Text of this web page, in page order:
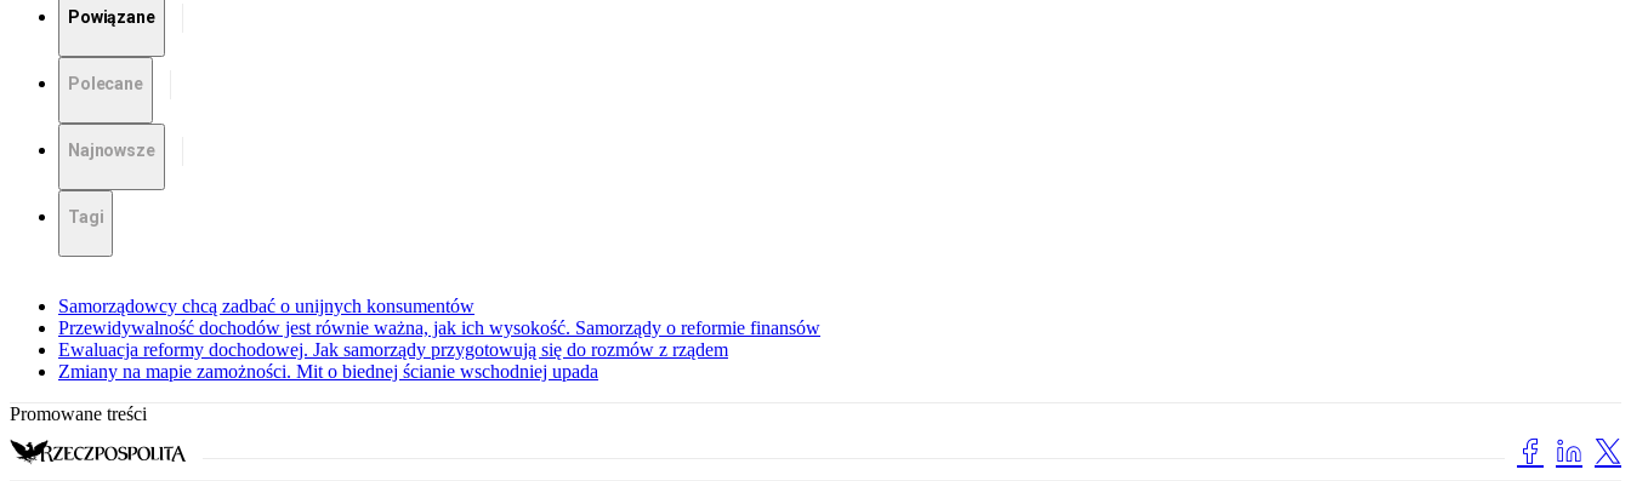
Powiązane
Polecane
Najnowsze
Tagi
Samorządowcy chcą zadbać o unijnych konsumentów
Przewidywalność dochodów jest równie ważna, jak ich wysokość. Samorządy o reformie finansów
Ewaluacja reformy dochodowej. Jak samorządy przygotowują się do rozmów z rządem
Zmiany na mapie zamożności. Mit o biednej ścianie wschodniej upada
Promowane treści